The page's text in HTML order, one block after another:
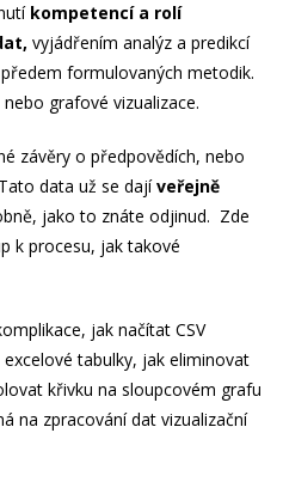
kompetencí a rolí
vyjádřením analýz a predikcí
formulovaných metodik.
grafové vizualizace.
závěry o předpovědích, nebo
data už se dajíveřejně
jako to znáte odjinud. Zde
k procesu, jak takové
jak načítat CSV
tabulky, jak eliminovat
křivku na sloupcovém grafu
na zpracování dat vizualizační